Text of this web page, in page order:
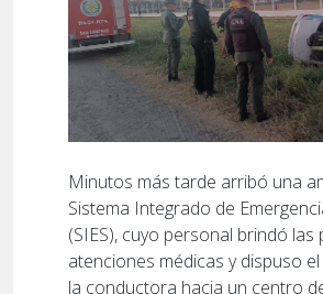
Minutos más tarde arribó una
Sistema Integrado de
(SIES), cuyo personal brindó las
atenciones médicas y dispuso
la conductora hacia un centro